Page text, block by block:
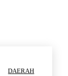
DAERAH